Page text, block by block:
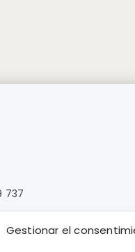
Gestionar el
737